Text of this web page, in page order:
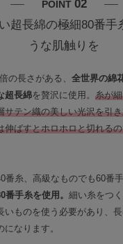
POINT 02
超長綿の極細80番手
うな肌触りを
の長さがある、全世界の綿
超長綿を贅沢に使用。糸が
サテン織の美しい光沢を引
伸ばすとホロホロと切れる
番糸、高級なものでも60番
番手糸を使用。細い糸をつ
いものを使う必要があり、
なります。